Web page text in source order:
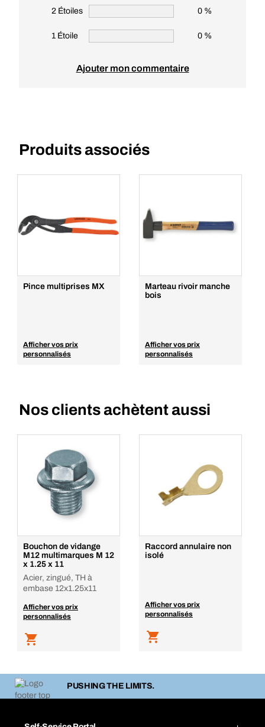
2 Étoiles 0 %
1 Étoile 0 %
Ajouter mon commentaire
Produits associés
Pince multiprises MX
Afficher vos prix
personnalisés
Marteau rivoir manche
bois
Afficher vos prix
personnalisés
Nos clients achètent aussi
Bouchon de vidange
M12 multimarques M 12
x 1.25 x 11
Acier, zingué, TH à
embase 12x1.25x11
Afficher vos prix
personnalisés
Raccord annulaire non
isolé
Afficher vos prix
personnalisés
PUSHING THE LIMITS.